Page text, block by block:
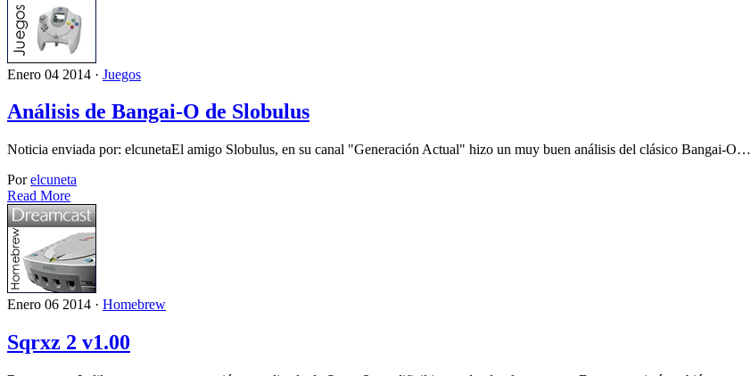
Enero 04 2014 · Juegos
Análisis de Bangai-O de Slobulus
Noticia enviada por: elcunetaEl amigo Slobulus, en su canal "Generación Actual" hizo un muy buen análisis del clásico Bangai-O…
Porelcuneta
Read More
Enero 06 2014 · Homebrew
Sqrxz 2 v1.00